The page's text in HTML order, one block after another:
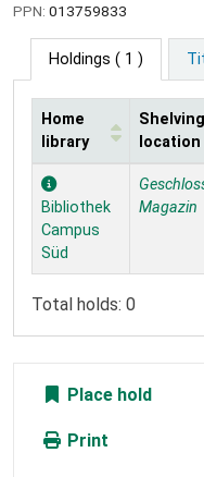
PPN: 013759833
Holdings ( 1 )
Holdings
Home
library
Shelving
location
Bibliothek
Campus
Süd
Magazin
Total holds: 0
Place hold
Print